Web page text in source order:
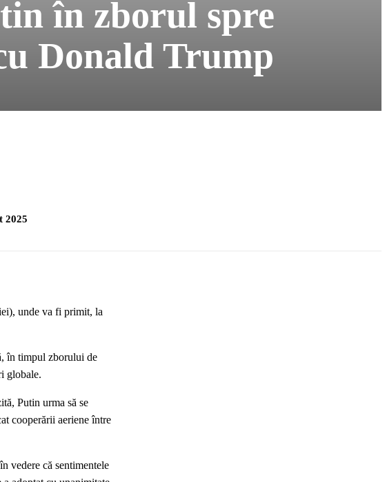
în zborul spre
Donald Trump
2025
unde va fi primit, la
în timpul zborului de
globale.
Putin urma să se
cooperării aeriene între
vedere că sentimentele